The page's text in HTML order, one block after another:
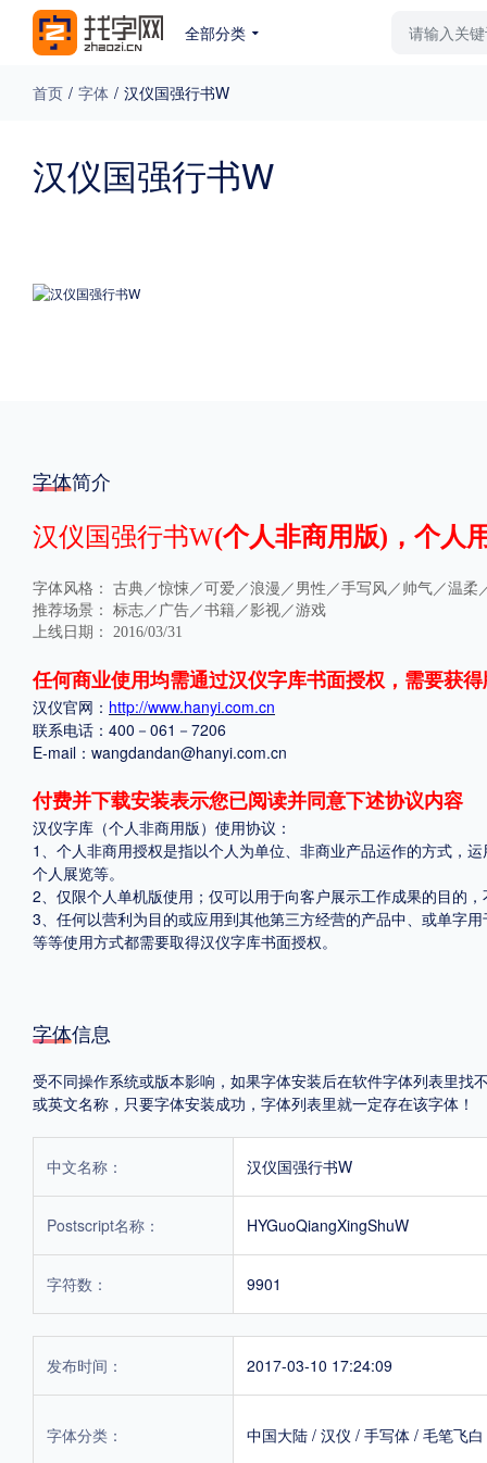
全部分类
免费下载 收费下载 更多
格式
.TTF .OTF
中国大陆 中国港澳台 更多
POP字体下载 字库打包下载 海报素材下载
字体新闻 字体文章 字体程序 字体人物 字体网站
首页 / 字体 / 汉仪国强行书W
汉仪国强行书W
字体简介
汉仪国强行书W(个人非商用版)，个人
字体风格： 古典／惊悚／可爱／浪漫／男性／手写风／帅气／温
推荐场景： 标志／广告／书籍／影视／游戏
上线日期： 2016/03/31
任何商业使用均需通过汉仪字库书面授权，需要获
汉仪官网： http://www.hanyi.com.cn
联系电话：400－061－7206
E-mail：wangdandan@hanyi.com.cn
付费并下载安装表示您已阅读并同意下述协议内容
汉仪字库（个人非商用版）使用协议：
1、个人非商用授权是指以个人为单位、非商业产品运作的方式，
个人展览等。
2、仅限个人单机版使用；仅可以用于向客户展示工作成果的目的
3、任何以营利为目的或应用到其他第三方经营的产品中、或单字
等等使用方式都需要取得汉仪字库书面授权。
字体信息
受不同操作系统或版本影响，如果字体安装后在软件字体列表里
或英文名称，只要字体安装成功，字体列表里就一定存在该字体！
中文名称： 汉仪国强行书W
Postscript名称： HYGuoQiangXingShuW
字符数： 9901
发布时间： 2017-03-10 17:24:09
字体分类： 中国大陆 / 汉仪 / 手写体 / 毛笔飞白